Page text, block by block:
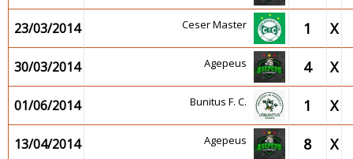
23/03/2014 Ceser Master 1 X
30/03/2014 Agepeus 4 X
01/06/2014 Bunitus F. C. 1 X
13/04/2014 Agepeus 8 X